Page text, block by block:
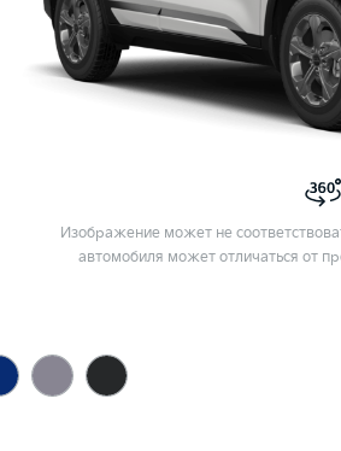
Изображение может не
автомобиля может отличаться от